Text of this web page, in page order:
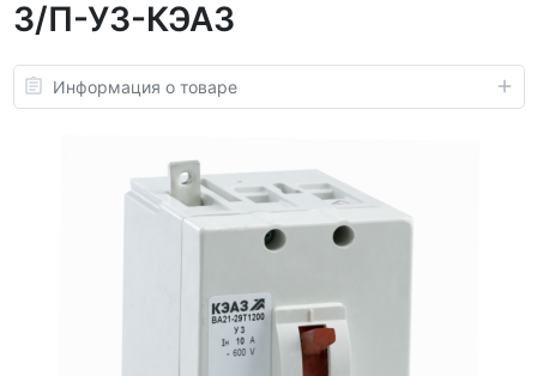
З/П-У3-КЭАЗ
Информация о товаре